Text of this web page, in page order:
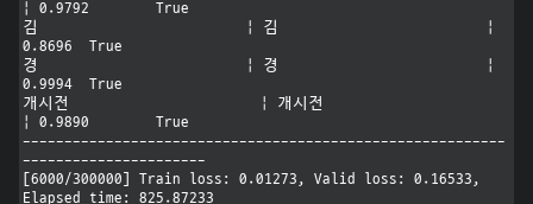
| 0.9792	True
김                         | 김                         |
0.8696	True
경                         | 경                         |
0.9994	True
개시전                       | 개시전
| 0.9890	True
----------------------------------------------------------
----------------------
[6000/300000] Train loss: 0.01273, Valid loss: 0.16533,
Elapsed_time: 825.87233